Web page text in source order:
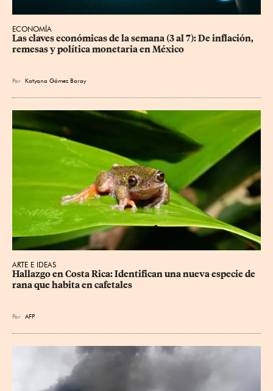
ECONOMÍA
Las claves económicas de la semana (3 al 7): De inflación,
remesas y política monetaria en México
Por Katyana Gómez Baray
ARTE E IDEAS
Hallazgo en Costa Rica: Identifican una nueva especie de
rana que habita en cafetales
Por AFP